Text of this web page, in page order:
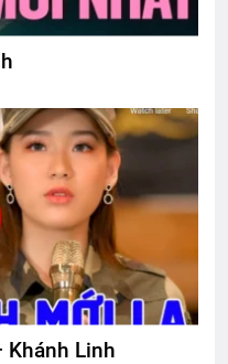
Khánh Linh